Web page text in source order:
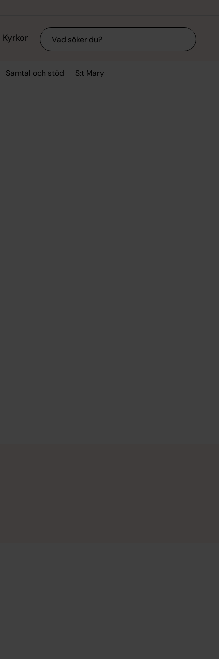
Kyrkor Sök
Samtal och stöd S:t Mary